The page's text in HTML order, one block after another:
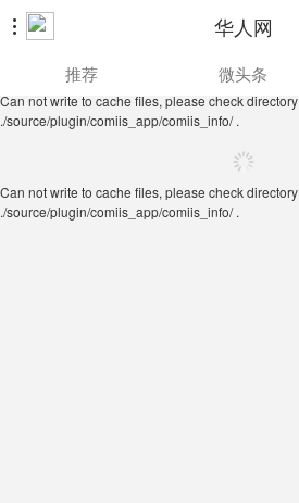
 华人网
./source/plugin/comiis_app/comiis_info/ .
推荐 微头条
Can not write to cache files, please check directory
./source/plugin/comiis_app/comiis_info/ .
Can not write to cache files, please check directory
./source/plugin/comiis_app/comiis_info/ .